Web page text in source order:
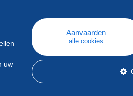
uw
Aanvaarden
alle cookies
website